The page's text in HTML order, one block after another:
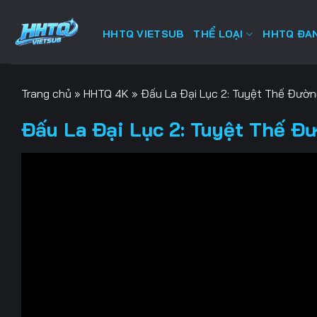
HHTQ VIETSUB THỂ LOẠI HHTQ
Trang chủ » HHTQ 4K » Đấu La Đại Lục 2: Tuyệt Thế
Đấu La Đại Lục 2: Tuyệt Thế